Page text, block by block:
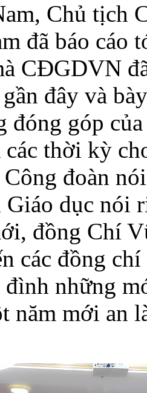
Chủ tịch
đã báo cáo
CĐGDVN
đây và
đóng góp
thời kỳ
đoàn
Giáo dục nói
đồng Chí
các đồng
đình những
năm mới an